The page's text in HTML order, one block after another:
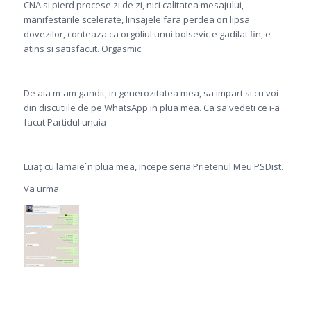
CNA si pierd procese zi de zi, nici calitatea mesajului,
manifestarile scelerate, linsajele fara perdea ori lipsa
dovezilor, conteaza ca orgoliul unui bolsevic e gadilat fin, e
atins si satisfacut. Orgasmic.
De aia m-am gandit, in generozitatea mea, sa impart si cu voi
din discutiile de pe WhatsApp in plua mea. Ca sa vedeti ce i-a
facut Partidul unuia
Luaț cu lamaie`n plua mea, incepe seria Prietenul Meu PSDist.
Va urma.